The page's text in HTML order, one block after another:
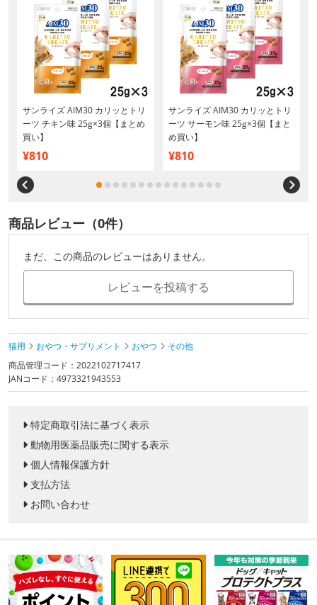
サンライズ AIM30 カリッとトリ
ーツ チキン味 25g×3個【まとめ
買い】
¥810
サンライズ AIM30 カリッとトリ
ーツ サーモン味 25g×3個【まと
め買い】
¥810
商品レビュー（0件）
まだ、この商品のレビューはありません。
レビューを投稿する
猫用 おやつ・サプリメント おやつ
その他
商品管理コード：2022102717417
JANコード：4973321943553
特定商取引法に基づく表示
動物用医薬品販売に関する表示
個人情報保護方針
支払方法
お問い合わせ